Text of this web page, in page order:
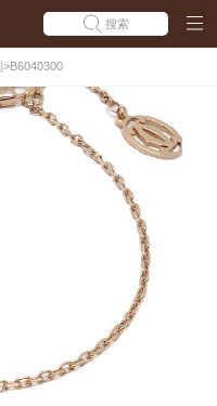
搜索
>B6040300